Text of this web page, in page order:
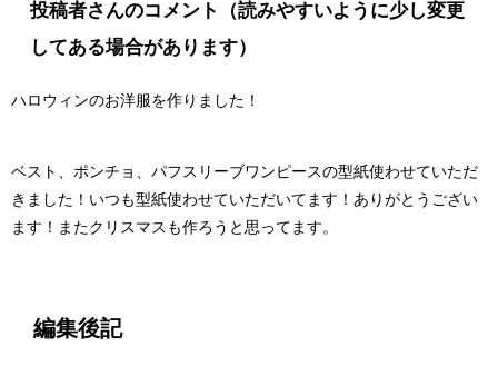
投稿者さんのコメント（読みやすいように少し変更
してある場合があります）
ハロウィンのお洋服を作りました！
ベスト、ポンチョ、パフスリーブワンピースの型紙使わせていただ
きました！いつも型紙使わせていただいてます！ありがとうござい
ます！またクリスマスも作ろうと思ってます。
編集後記